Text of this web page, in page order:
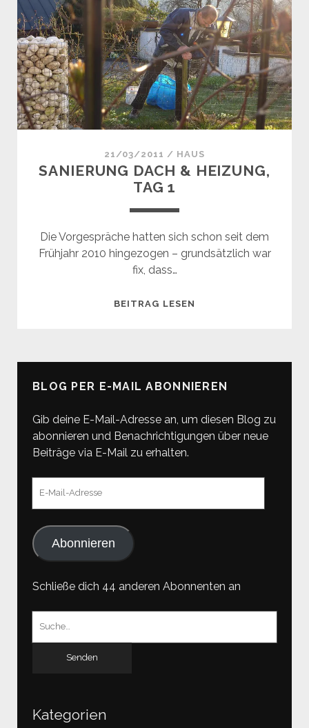
TAG
2
21/03/2011 / HAUS
SANIERUNG DACH & HEIZUNG,
TAG 1
Die Vorgespräche hatten sich schon seit dem
Frühjahr 2010 hingezogen – grundsätzlich war
fix, dass…
BEITRAG LESEN
1
BLOG PER E-MAIL ABONNIEREN
Gib deine E-Mail-Adresse an, um diesen Blog zu
abonnieren und Benachrichtigungen über neue
Beiträge via E-Mail zu erhalten.
Abonnieren
Schließe dich 44 anderen Abonnenten an
Kategorien